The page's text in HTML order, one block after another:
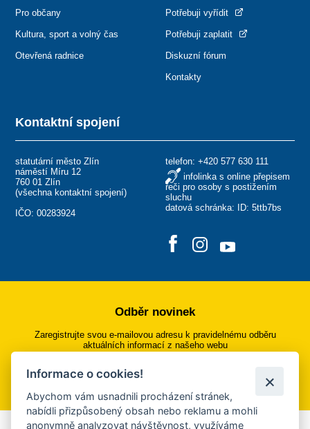
Kontaktní spojení
statutární město Zlín
náměstí Míru 12
760 01 Zlín
(všechna kontaktní spojení)
IČO: 00283924
telefon: +420 577 630 111
infolinka s online přepisem
řeči pro osoby s postižením
sluchu
datová schránka: ID: 5ttb7bs
Pro občany
Kultura, sport a volný čas
Otevřená radnice
Potřebuji vyřídit
Potřebuji zaplatit
Diskuzní fórum
Kontakty
Odběr novinek
Zaregistrujte svou e-mailovou adresu k pravidelnému odběru
aktuálních informací z našeho webu
Přihlásit se k odběru
Informace o cookies!
Abychom vám usnadnili procházení stránek,
nabídli přizpůsobený obsah nebo reklamu a mohli
anonymně analyzovat návštěvnost, využíváme